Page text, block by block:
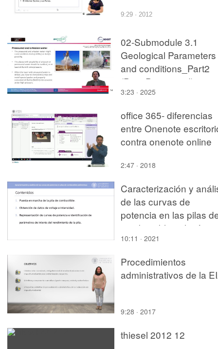
9:29 · 2012
02-Submodule 3.1
Geological Parameters
and conditions_Part2
(Post-Processed)
3:23 · 2025
office 365- diferencias
entre Onenote
contra onenote online
2:47 · 2018
Caracterización y
de las curvas de
potencia en las pilas
combustible
10:11 · 2021
Procedimientos
administrativos de la
9:28 · 2017
thiesel 2012 12